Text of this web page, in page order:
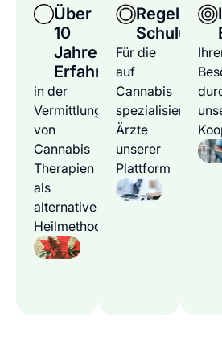
Über
10
Jahre
Erfahrung
in der
Vermittlung
von
Cannabis
Therapien
als
alternative
Heilmethode
Für die
auf
Cannabis
spezialisierten
Ärzte
unserer
Plattform